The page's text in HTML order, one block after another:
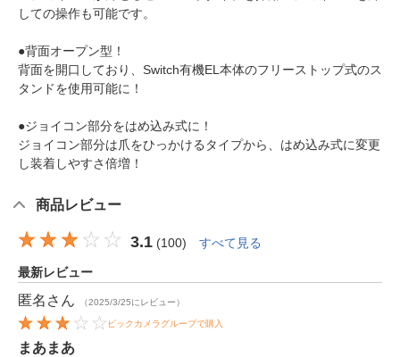
しての操作も可能です。
●背面オープン型！
背面を開口しており、Switch有機EL本体のフリーストップ式のス
タンドを使用可能に！
●ジョイコン部分をはめ込み式に！
ジョイコン部分は爪をひっかけるタイプから、はめ込み式に変更
し装着しやすさ倍増！
商品レビュー
3.1 (100) すべて見る
最新レビュー
匿名 さん （2025/3/25にレビュー）
ビックカメラグループで購入
まあまあ